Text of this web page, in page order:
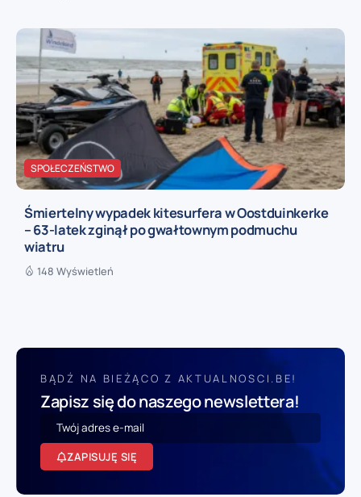
SPOŁECZEŃSTWO
Śmiertelny wypadek kitesurfera w Oostduinkerke
– 63-latek zginął po gwałtownym podmuchu
wiatru
148 Wyświetleń
BĄDŹ NA BIEŻĄCO Z AKTUALNOSCI.BE!
Zapisz się do naszego newslettera!
ZAPISUJĘ SIĘ